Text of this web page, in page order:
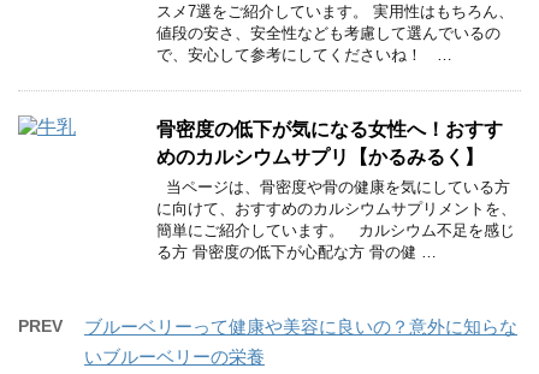
スメ7選をご紹介しています。 実用性はもちろん、
値段の安さ、安全性なども考慮して選んでいるの
で、安心して参考にしてくださいね！ …
骨密度の低下が気になる女性へ！おすす
めのカルシウムサプリ【かるみるく】
当ページは、骨密度や骨の健康を気にしている方
に向けて、おすすめのカルシウムサプリメントを、
簡単にご紹介しています。 カルシウム不足を感じ
る方 骨密度の低下が心配な方 骨の健 …
PREV
ブルーベリーって健康や美容に良いの？意外に知らな
いブルーベリーの栄養